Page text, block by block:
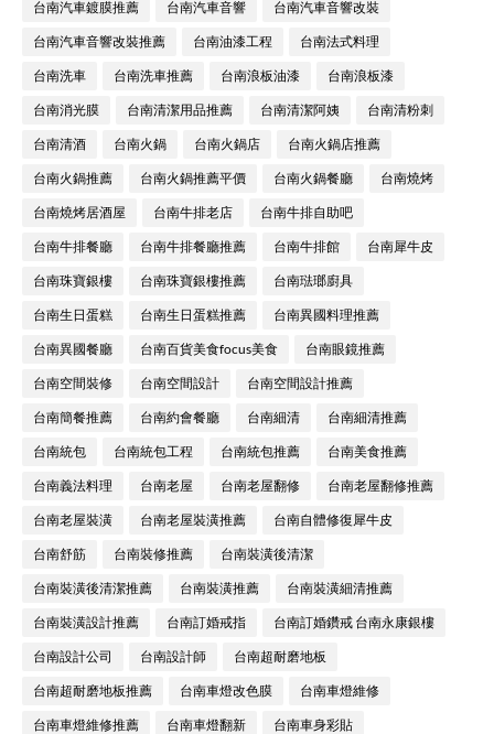
台南汽車鍍膜推薦 台南汽車音響 台南汽車音響改裝
台南汽車音響改裝推薦 台南油漆工程 台南法式料理
台南洗車 台南洗車推薦 台南浪板油漆 台南浪板漆
台南消光膜 台南清潔用品推薦 台南清潔阿姨 台南清粉刺
台南清酒 台南火鍋 台南火鍋店 台南火鍋店推薦
台南火鍋推薦 台南火鍋推薦平價 台南火鍋餐廳 台南燒烤
台南燒烤居酒屋 台南牛排老店 台南牛排自助吧
台南牛排餐廳 台南牛排餐廳推薦 台南牛排館 台南犀牛皮
台南珠寶銀樓 台南珠寶銀樓推薦 台南琺瑯廚具
台南生日蛋糕 台南生日蛋糕推薦 台南異國料理推薦
台南異國餐廳 台南百貨美食focus美食 台南眼鏡推薦
台南空間裝修 台南空間設計 台南空間設計推薦
台南簡餐推薦 台南約會餐廳 台南細清 台南細清推薦
台南統包 台南統包工程 台南統包推薦 台南美食推薦
台南義法料理 台南老屋 台南老屋翻修 台南老屋翻修推薦
台南老屋裝潢 台南老屋裝潢推薦 台南自體修復犀牛皮
台南舒筋 台南裝修推薦 台南裝潢後清潔
台南裝潢後清潔推薦 台南裝潢推薦 台南裝潢細清推薦
台南裝潢設計推薦 台南訂婚戒指 台南訂婚鑽戒 台南永康銀樓
台南設計公司 台南設計師 台南超耐磨地板
台南超耐磨地板推薦 台南車燈改色膜 台南車燈維修
台南車燈維修推薦 台南車燈翻新 台南車身彩貼